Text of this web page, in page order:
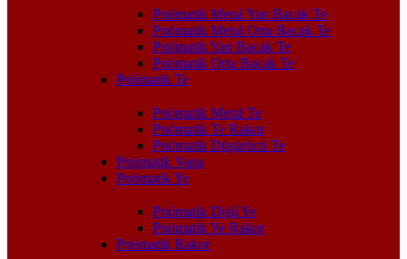
Pnömatik Metal Yan Bacak Te
Pnömatik Metal Orta Bacak Te
Pnömatik Yan Bacak Te
Pnömatik Orta Bacak Te
Pnömatik Te
Pnömatik Metal Te
Pnömatik Te Rakor
Pnömatik Düşürücü Te
Pnömatik Vana
Pnömatik Ye
Pnömatik Dişli Ye
Pnömatik Ye Rakor
Pnömatik Rakor